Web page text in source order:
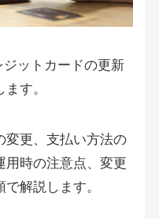
ットカードの更新
す。
変更、支払い方法の
時の注意点、変更
解説します。